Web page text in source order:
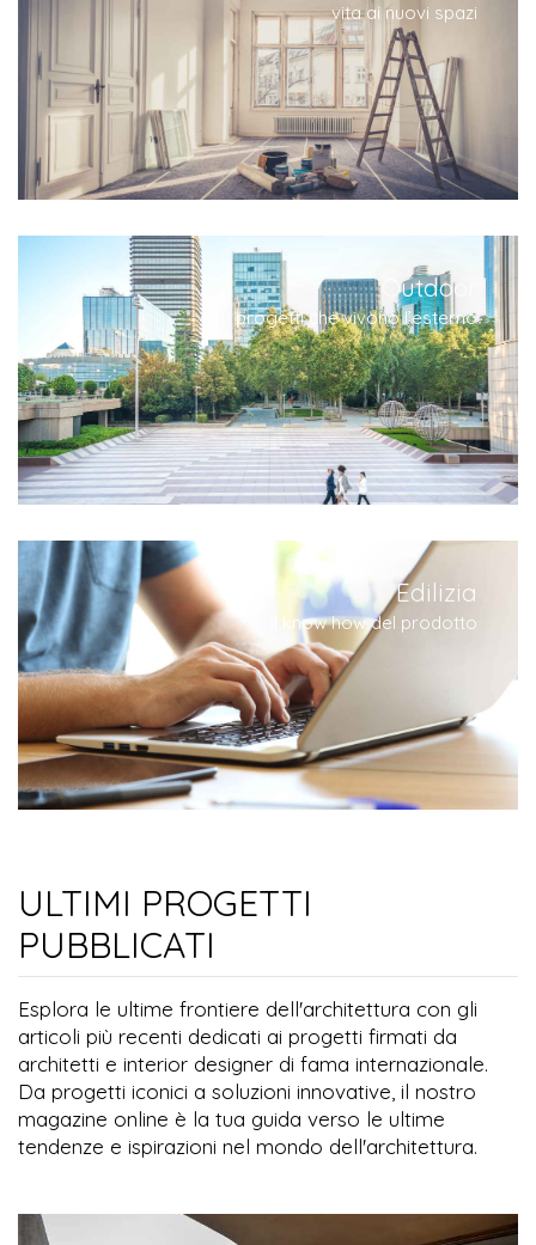
vita ai nuovi spazi
Outdoor
i progetti che vivono l’esterno
Edilizia
il know how del prodotto
ULTIMI PROGETTI
PUBBLICATI
Esplora le ultime frontiere dell'architettura con gli
articoli più recenti dedicati ai progetti firmati da
architetti e interior designer di fama internazionale.
Da progetti iconici a soluzioni innovative, il nostro
magazine online è la tua guida verso le ultime
tendenze e ispirazioni nel mondo dell'architettura.